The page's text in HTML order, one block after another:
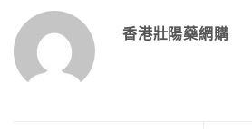
香港壯陽藥網購